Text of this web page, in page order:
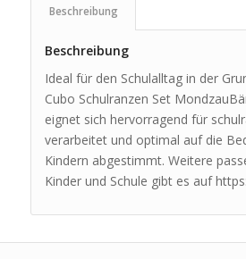
Beschreibung
Beschreibung
Ideal für den Schulalltag in der
Cubo Schulranzen Set
eignet sich hervorragend für
verarbeitet und optimal auf die
Kindern abgestimmt. Weitere
Kinder und Schule gibt es auf